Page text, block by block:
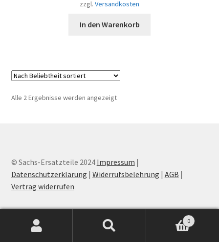
zzgl. Versandkosten
In den Warenkorb
Alle 2 Ergebnisse werden angezeigtNach
© Sachs-Ersatzteile 2024 Impressum |
Datenschutzerklärung | Widerrufsbelehrung | AGB |
Vertrag widerrufen
0